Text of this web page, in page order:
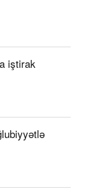
iştirak